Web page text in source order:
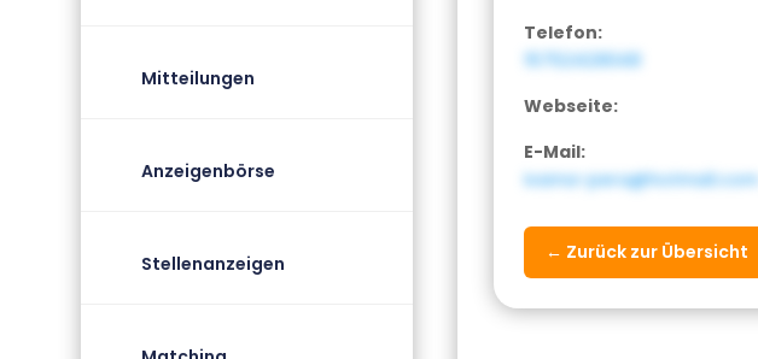
Mitteilungen
Anzeigenbörse
Stellenanzeigen
Telefon:
15752428048
Webseite:
E-Mail:
ivama-pera@hotmail.com
← Zurück zur Übersicht